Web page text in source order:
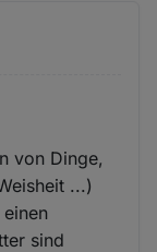
von Dinge,
...)
sind